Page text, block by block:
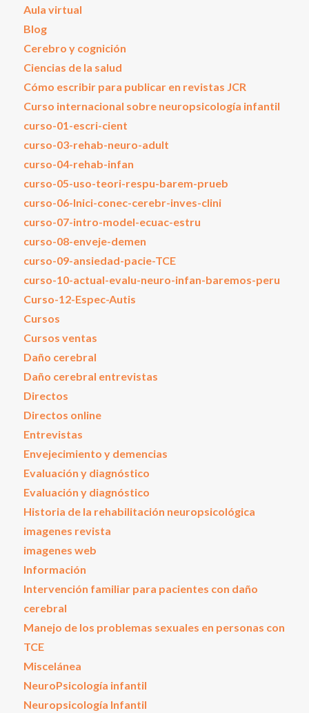
Aula virtual
Blog
Cerebro y cognición
Ciencias de la salud
Cómo escribir para publicar en revistas JCR
Curso internacional sobre neuropsicología infantil
curso-01-escri-cient
curso-03-rehab-neuro-adult
curso-04-rehab-infan
curso-05-uso-teori-respu-barem-prueb
curso-06-Inici-conec-cerebr-inves-clini
curso-07-intro-model-ecuac-estru
curso-08-enveje-demen
curso-09-ansiedad-pacie-TCE
curso-10-actual-evalu-neuro-infan-baremos-peru
Curso-12-Espec-Autis
Cursos
Cursos ventas
Daño cerebral
Daño cerebral entrevistas
Directos
Directos online
Entrevistas
Envejecimiento y demencias
Evaluación y diagnóstico
Evaluación y diagnóstico
Historia de la rehabilitación neuropsicológica
imagenes revista
imagenes web
Información
Intervención familiar para pacientes con daño
cerebral
Manejo de los problemas sexuales en personas con
TCE
Miscelánea
NeuroPsicología infantil
Neuropsicología Infantil